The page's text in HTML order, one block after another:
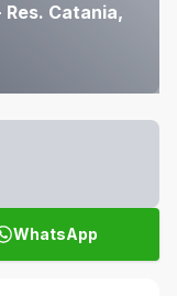
Catania,
WhatsApp